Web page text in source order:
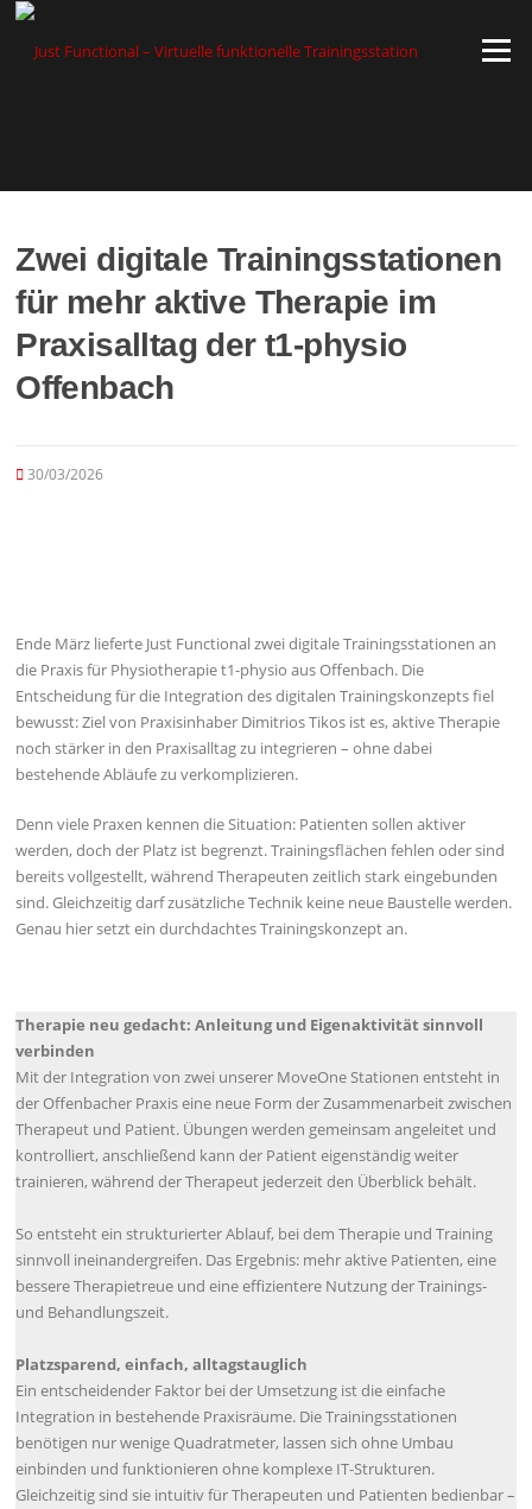
Zum
springen
Menü
Zwei digitale Trainingsstationen
für mehr aktive Therapie im
Praxisalltag der t1-physio
Offenbach
30/03/2026
Ende März lieferte Just Functional zwei digitale Trainingsstationen an
die Praxis für Physiotherapie t1-physio aus Offenbach. Die
Entscheidung für die Integration des digitalen Trainingskonzepts fiel
bewusst: Ziel von Praxisinhaber Dimitrios Tikos ist es, aktive Therapie
noch stärker in den Praxisalltag zu integrieren – ohne dabei
bestehende Abläufe zu verkomplizieren.
Denn viele Praxen kennen die Situation: Patienten sollen aktiver
werden, doch der Platz ist begrenzt. Trainingsflächen fehlen oder sind
bereits vollgestellt, während Therapeuten zeitlich stark eingebunden
sind. Gleichzeitig darf zusätzliche Technik keine neue Baustelle werden.
Genau hier setzt ein durchdachtes Trainingskonzept an.
Therapie neu gedacht: Anleitung und Eigenaktivität sinnvoll
verbinden
Mit der Integration von zwei unserer MoveOne Stationen entsteht in
der Offenbacher Praxis eine neue Form der Zusammenarbeit zwischen
Therapeut und Patient. Übungen werden gemeinsam angeleitet und
kontrolliert, anschließend kann der Patient eigenständig weiter
trainieren, während der Therapeut jederzeit den Überblick behält.
So entsteht ein strukturierter Ablauf, bei dem Therapie und Training
sinnvoll ineinandergreifen. Das Ergebnis: mehr aktive Patienten, eine
bessere Therapietreue und eine effizientere Nutzung der Trainings-
und Behandlungszeit.
Platzsparend, einfach, alltagstauglich
Ein entscheidender Faktor bei der Umsetzung ist die einfache
Integration in bestehende Praxisräume. Die Trainingsstationen
benötigen nur wenige Quadratmeter, lassen sich ohne Umbau
einbinden und funktionieren ohne komplexe IT-Strukturen.
Gleichzeitig sind sie intuitiv für Therapeuten und Patienten bedienbar –